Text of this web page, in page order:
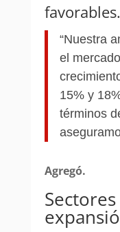
favorables.
“Nuestra
el
15% y
términos
Agregó.